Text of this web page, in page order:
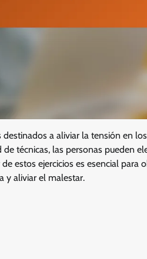
a aliviar la tensión en
técnicas, las personas pueden
estos ejercicios es esencial para
y aliviar el malestar.